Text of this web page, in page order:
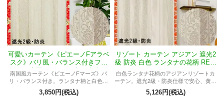
可愛いカーテン《ピエーノFアラベ
スク》バリ風・バランス付きフラ
ット・南国・ランタナ柄・白色・
遮光2級・防炎
南国風カーテン《ピエーノFマーズ》バ
リ・バランス付き。ランタナ柄と白色が
絶妙なバランスを生み出す遮光2級・防炎
仕様。リゾート感溢れる空間演出。
3,850円(税込)
リゾート カーテン アジアン 遮光2
級 防炎 白色 ランタナの花柄 REW
HエルフTマフロ
白色ランタナ花柄のアジアンリゾートカ
ーテン。遮光2級・防炎仕様で安心、黄色
プルメリア模様プラダバティックが開運
招福・富貴繁栄を象徴するスピリチュア
5,126円(税込)